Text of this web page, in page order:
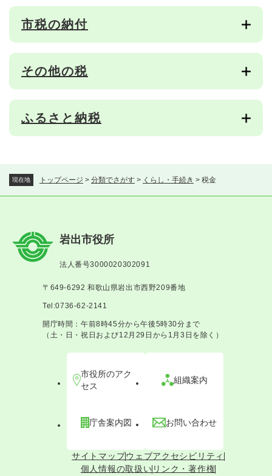
現在地 トップページ > 分類でさがす > くらし・手続き > 税金
市税の納付
その他の税
ふるさと納税
岩出市役所
法人番号3000020302091
〒649-6292 和歌山県岩出市西野209番地
Tel:0736-62-2141
開庁時間：午前8時45分から午後5時30分まで
（土・日・祝日および12月29日から1月3日を除く）
市役所のアク
セス
組織案内
庁舎案内図 お問い合わせ
サイトマップウェブアクセシビリティ
個人情報の取扱い リンク・著作権